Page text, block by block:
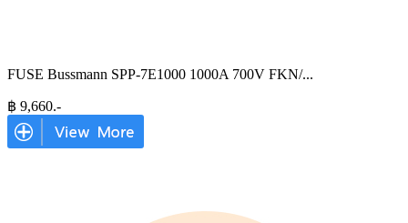
FUSE Bussmann SPP-7E1000 1000A 700V FKN/...
฿ 9,660.-